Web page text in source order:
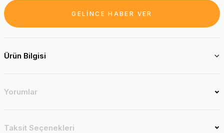
GELİNCE HABER VER
Ürün Bilgisi
Yorumlar
Taksit Seçenekleri